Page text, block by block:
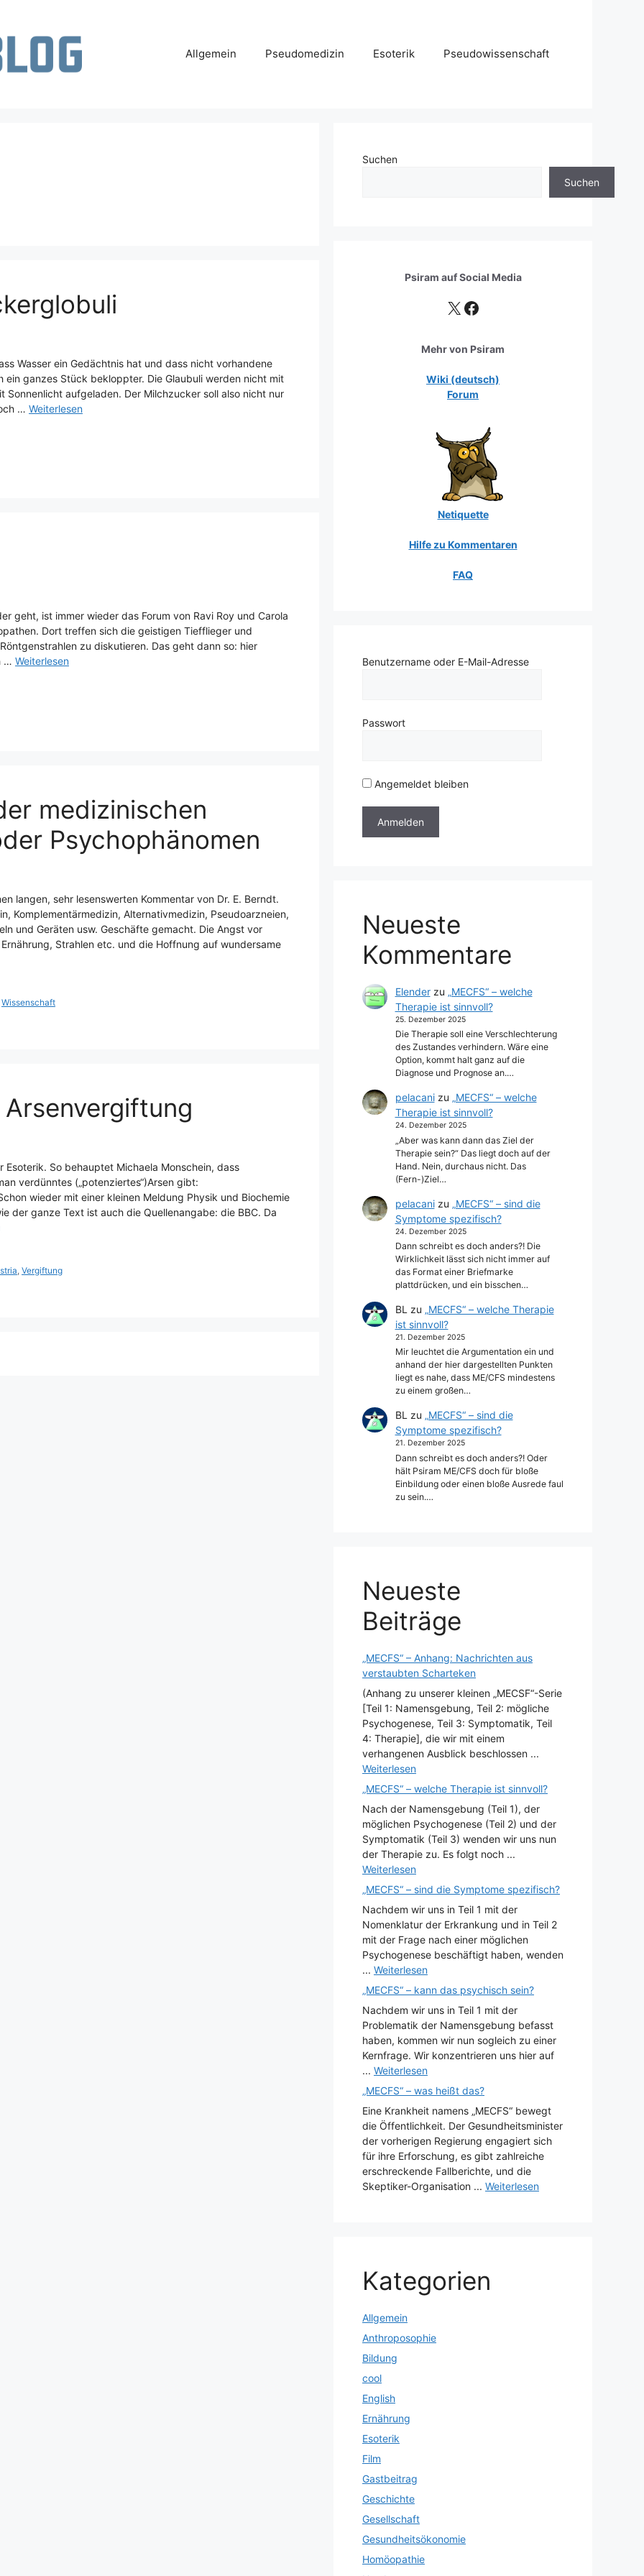
Allgemein Pseudomedizin Esoterik Pseudowissenschaft
Wasser ein Gedächtnis hat und dass nicht vorhandene
ganzes Stück bekloppter. Die Glaubuli werden nicht mit
aufgeladen. Der Milchzucker soll also nicht nur
… Weiterlesen
geht, ist immer wieder das Forum von Ravi Roy und Carola
Dort treffen sich die geistigen Tiefflieger und
zu diskutieren. Das geht dann so: hier
… Weiterlesen
medizinischen
Psychophänomen
langen, sehr lesenswerten Kommentar von Dr. E. Berndt.
Komplementärmedizin, Alternativmedizin, Pseudoarzneien,
und Geräten usw. Geschäfte gemacht. Die Angst vor
Strahlen etc. und die Hoffnung auf wundersame
,Wissenschaft
So behauptet Michaela Monschein, dass
verdünntes („potenziertes“)Arsen gibt:
wieder mit einer kleinen Meldung Physik und Biochemie
der ganze Text ist auch die Quellenangabe: die BBC. Da
,Vergiftung
Suchen
Suchen
Psiram aufSocial Media
X Facebook
Mehr von Psiram
Wiki (deutsch)
Forum
Netiquette
Hilfe zu Kommentaren
FAQ
Benutzername oder E-Mail-Adresse
Passwort
Angemeldet bleiben
Neueste
Kommentare
Elenderzu „MECFS“ – welche
Therapie ist sinnvoll?
25. Dezember 2025
Die Therapie soll eine Verschlechterung
des Zustandes verhindern. Wäre eine
Option, kommt halt ganz auf die
Diagnose und Prognose an.…
pelacanizu „MECFS“ – welche
Therapie ist sinnvoll?
24. Dezember 2025
„Aber was kann dann das Ziel der
Therapie sein?“ Das liegt doch auf der
Hand. Nein, durchaus nicht. Das
(Fern-)Ziel…
pelacanizu „MECFS“ – sind die
Symptome spezifisch?
24. Dezember 2025
Dann schreibt es doch anders?! Die
Wirklichkeit lässt sich nicht immer auf
das Format einer Briefmarke
plattdrücken, und ein bisschen…
BL zu „MECFS“ – welche Therapie
ist sinnvoll?
21. Dezember 2025
Mir leuchtet die Argumentation ein und
anhand der hier dargestellten Punkten
liegt es nahe, dass ME/CFS mindestens
zu einem großen…
BL zu „MECFS“ – sind die
Symptome spezifisch?
21. Dezember 2025
Dann schreibt es doch anders?! Oder
hält Psiram ME/CFS doch für bloße
Einbildung oder einen bloße Ausrede faul
zu sein.…
Neueste
Beiträge
„MECFS“ – Anhang: Nachrichten aus
verstaubten Scharteken
(Anhang zu unserer kleinen „MECSF“-Serie
[Teil 1: Namensgebung, Teil 2: mögliche
Psychogenese, Teil 3: Symptomatik, Teil
4: Therapie], die wir mit einem
verhangenen Ausblick beschlossen ...
Weiterlesen
„MECFS“ – welche Therapie ist sinnvoll?
Nach der Namensgebung (Teil 1), der
möglichen Psychogenese (Teil 2) und der
Symptomatik (Teil 3) wenden wir uns nun
der Therapie zu. Es folgt noch ...
Weiterlesen
„MECFS“ – sind die Symptome spezifisch?
Nachdem wir uns in Teil 1 mit der
Nomenklatur der Erkrankung und in Teil 2
mit der Frage nach einer möglichen
Psychogenese beschäftigt haben, wenden
... Weiterlesen
„MECFS“ – kann das psychisch sein?
Nachdem wir uns in Teil 1 mit der
Problematik der Namensgebung befasst
haben, kommen wir nun sogleich zu einer
Kernfrage. Wir konzentrieren uns hier auf
... Weiterlesen
„MECFS“ – was heißt das?
Eine Krankheit namens „MECFS“ bewegt
die Öffentlichkeit. Der Gesundheitsminister
der vorherigen Regierung engagiert sich
für ihre Erforschung, es gibt zahlreiche
erschreckende Fallberichte, und die
Skeptiker-Organisation ... Weiterlesen
Kategorien
Allgemein
Anthroposophie
Bildung
cool
English
Ernährung
Esoterik
Film
Gastbeitrag
Geschichte
Gesellschaft
Gesundheitsökonomie
Homöopathie